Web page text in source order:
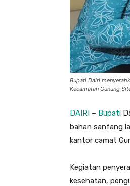
Bupati Dairi
Kecamatan Gunung
DAIRI – Bupati
bahan sanfang
kantor camat
Kegiatan
kesehatan,